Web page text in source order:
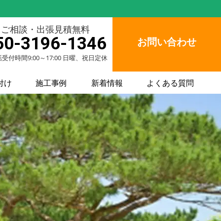
ご相談・出張見積無料
3196-1346
付時間9:00～17:00 日曜、祝日定休
お問い合わせ
け 施工事例 新着情報 よくある質問